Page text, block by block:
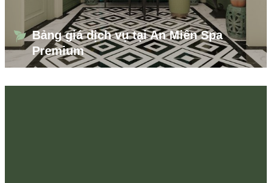
Bảng giá dịch vụ tại An Miên Spa
Premium